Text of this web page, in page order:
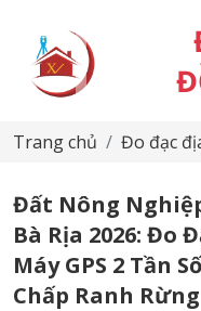
Trang chủ Đo đạc
Đất Nông
Bà Rịa 2026: Đo
Máy GPS 2 Tần
Chấp Ranh